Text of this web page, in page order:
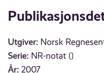
Utgiver: Norsk
Serie: NR-notat ()
År: 2007